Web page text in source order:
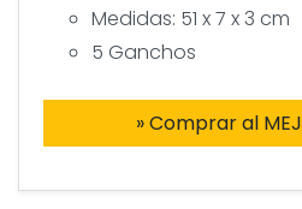
Medidas: 51 x 7 x 3 cm
5 Ganchos
» Comprar al